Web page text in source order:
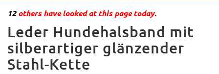
12others have looked at this page today.
Leder Hundehalsband mit
silberartiger glänzender
Stahl-Kette